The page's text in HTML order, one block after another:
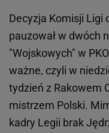
Decyzja Komisji Ligi
pauzował w dwóch
"Wojskowych" w
ważne, czyli w
tydzień z Rakowem
mistrzem Polski.
kadry Legii brak